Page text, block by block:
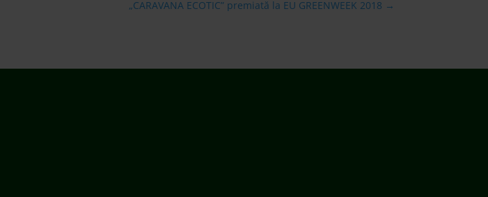
„CARAVANA ECOTIC” premiată la EU GREENWEEK 2018 →